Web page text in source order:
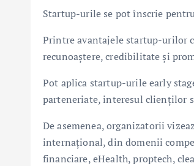
Startup-urile se pot înscrie
Printre avantajele startup-urilor
recunoaștere, credibilitate și
Pot aplica startup-urile early
parteneriate, interesul clienților
De asemenea, organizatorii
internațional, din domenii
financiare, eHealth, proptech,